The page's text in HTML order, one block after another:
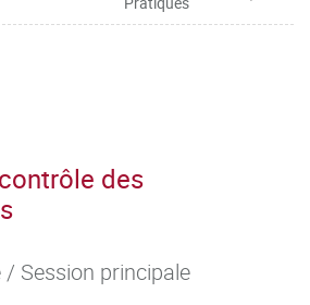
des
Session principale